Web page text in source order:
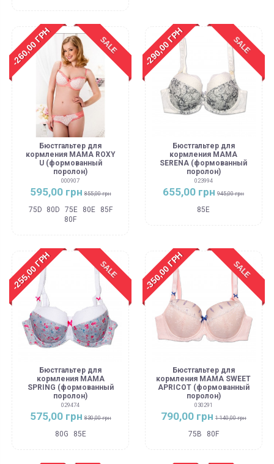
SALE
-260,00 ГРН
Бюстгальтер для
кормления MAMA ROXY
U (формованный
поролон)
000907
595,00 грн 855,00 грн
75D 80D 75E 80E
85F
80F
SALE
-290,00 ГРН
Бюстгальтер для
кормления MAMA
SERENA (формованный
поролон)
023994
655,00 грн 945,00 грн
85E
SALE
-255,00 ГРН
Бюстгальтер для
кормления MAMA
SPRING (формованный
поролон)
029474
575,00 грн 830,00 грн
80G 85E
SALE
-350,00 ГРН
Бюстгальтер для
кормления MAMA SWEET
APRICOT (формованный
поролон)
030291
790,00 грн 1 140,00 грн
75B 80F